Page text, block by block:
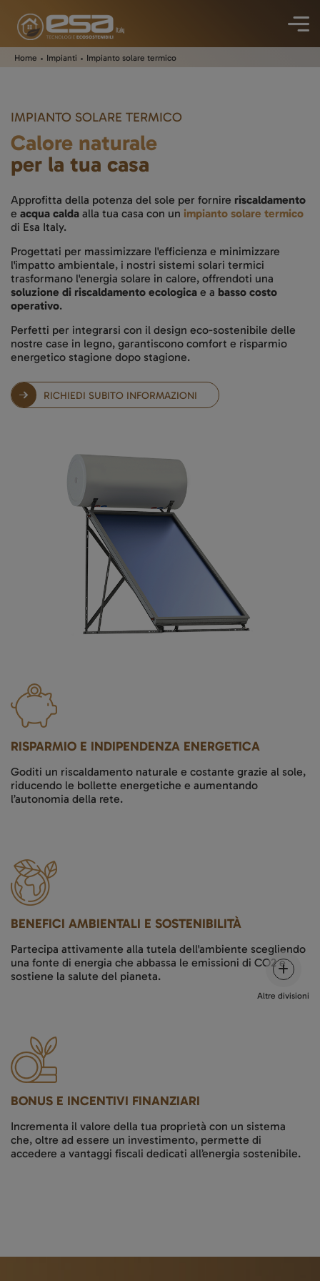
Home Impianti Impianto solare termico
IMPIANTO SOLARE TERMICO
Calore naturale
per la tua casa
Approfitta della potenza del sole per fornire riscaldamento
e acqua calda alla tua casa con un impianto solare termico
di Esa Italy.
Progettati per massimizzare l'efficienza e minimizzare
l'impatto ambientale, i nostri sistemi solari termici
trasformano l'energia solare in calore, offrendoti una
soluzione di riscaldamento ecologica e a basso costo
operativo.
Perfetti per integrarsi con il design eco-sostenibile delle
nostre case in legno, garantiscono comfort e risparmio
energetico stagione dopo stagione.
RICHIEDI SUBITO INFORMAZIONI
RISPARMIO E INDIPENDENZA ENERGETICA
Goditi un riscaldamento naturale e costante grazie al sole,
riducendo le bollette energetiche e aumentando
l’autonomia della rete.
BENEFICI AMBIENTALI E SOSTENIBILITÀ
Partecipa attivamente alla tutela dell'ambiente scegliendo
una fonte di energia che abbassa le emissioni di CO2 e
sostiene la salute del pianeta.
BONUS E INCENTIVI FINANZIARI
Incrementa il valore della tua proprietà con un sistema
che, oltre ad essere un investimento, permette di
accedere a vantaggi fiscali dedicati all’energia sostenibile.
Altre divisioni